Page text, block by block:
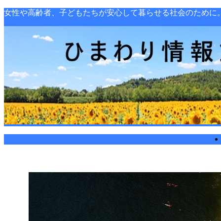
女性や高齢者、子どもたちが安心して暮らせる社会のため